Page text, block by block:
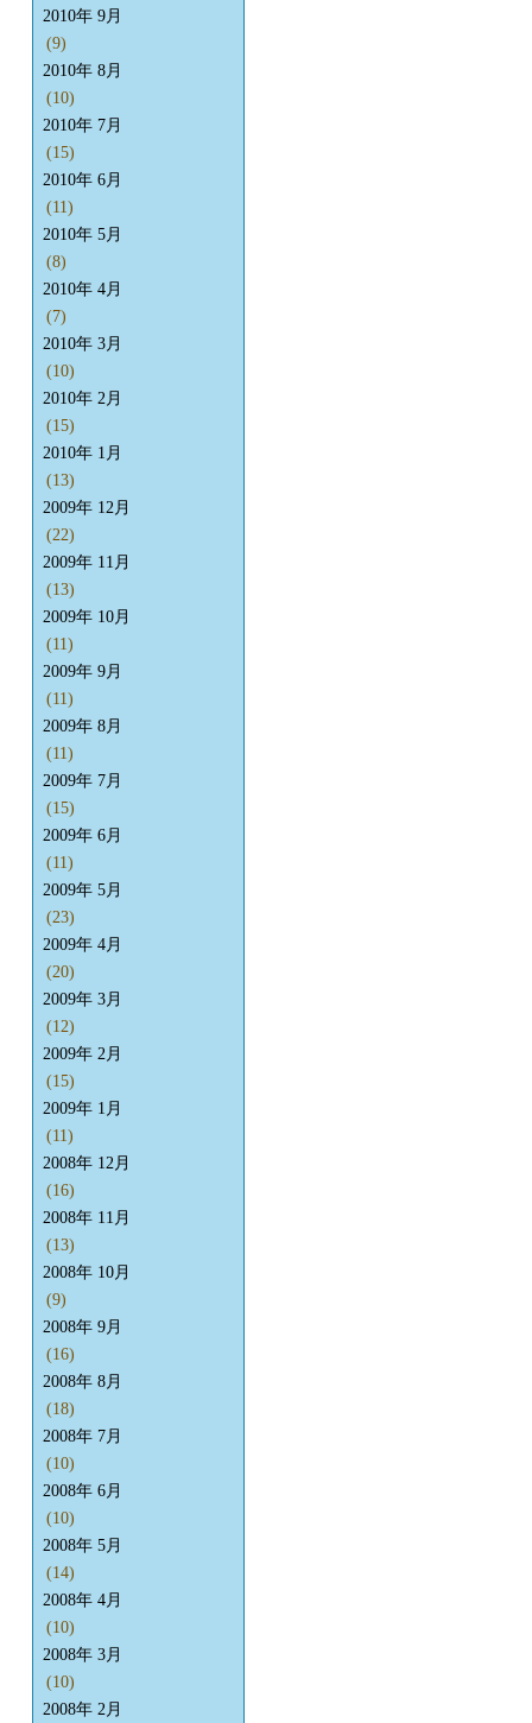
2010年 9月
(9)
2010年 8月
(10)
2010年 7月
(15)
2010年 6月
(11)
2010年 5月
(8)
2010年 4月
(7)
2010年 3月
(10)
2010年 2月
(15)
2010年 1月
(13)
2009年 12月
(22)
2009年 11月
(13)
2009年 10月
(11)
2009年 9月
(11)
2009年 8月
(11)
2009年 7月
(15)
2009年 6月
(11)
2009年 5月
(23)
2009年 4月
(20)
2009年 3月
(12)
2009年 2月
(15)
2009年 1月
(11)
2008年 12月
(16)
2008年 11月
(13)
2008年 10月
(9)
2008年 9月
(16)
2008年 8月
(18)
2008年 7月
(10)
2008年 6月
(10)
2008年 5月
(14)
2008年 4月
(10)
2008年 3月
(10)
2008年 2月